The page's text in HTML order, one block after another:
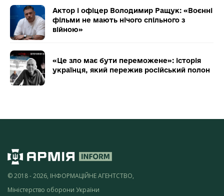
Актор і офіцер Володимир Ращук: «Воєнні
фільми не мають нічого спільного з
війною»
«Це зло має бути переможене»: історія
українця, який пережив російський полон
© 2018 - 2026, ІНФОРМАЦІЙНЕ АГЕНТСТВО,
Міністерство оборони України